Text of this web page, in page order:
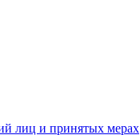
лиц и принятых мерах